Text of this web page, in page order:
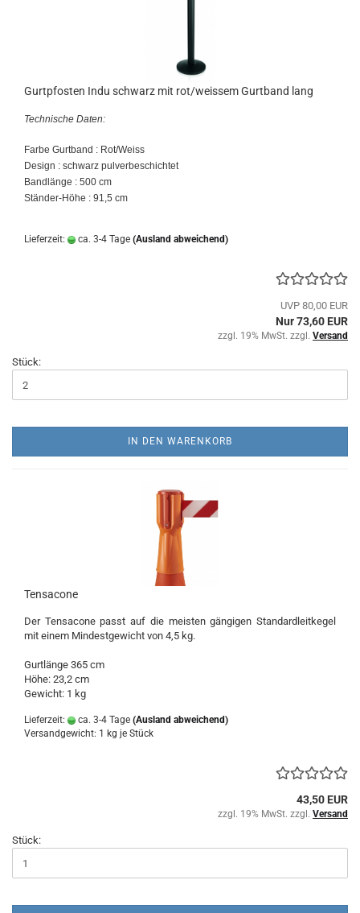
Gurtpfosten Indu schwarz mit rot/weissem Gurtband lang
Technische Daten:
Farbe Gurtband : Rot/Weiss
Design : schwarz pulverbeschichtet
Bandlänge : 500 cm
Ständer-Höhe : 91,5 cm
Lieferzeit: ca. 3-4 Tage (Ausland abweichend)
UVP 80,00 EUR
Nur 73,60 EUR
zzgl. 19% MwSt. zzgl. Versand
Stück:
IN DEN WARENKORB
Tensacone
Der Tensacone passt auf die meisten gängigen Standardleitkegel
mit einem Mindestgewicht von 4,5 kg.
Gurtlänge 365 cm
Höhe: 23,2 cm
Gewicht: 1 kg
Lieferzeit: ca. 3-4 Tage (Ausland abweichend)
Versandgewicht: 1 kg je Stück
43,50 EUR
zzgl. 19% MwSt. zzgl. Versand
Stück: